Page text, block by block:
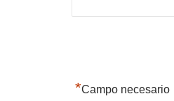
*Campo necesario